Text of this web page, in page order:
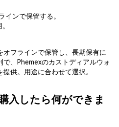
インで保管する。
フラインで保管し、長期保有に
、Phemexのカストディアルウォ
供。用途に合わせて選択。
入したら何ができま